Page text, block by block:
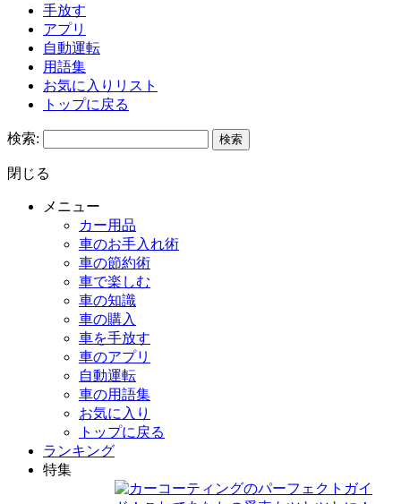
手放す
アプリ
自動運転
用語集
お気に入りリスト
トップに戻る
検索:
閉じる
メニュー
カー用品
車のお手入れ術
車の節約術
車で楽しむ
車の知識
車の購入
車を手放す
車のアプリ
自動運転
車の用語集
お気に入り
トップに戻る
ランキング
特集